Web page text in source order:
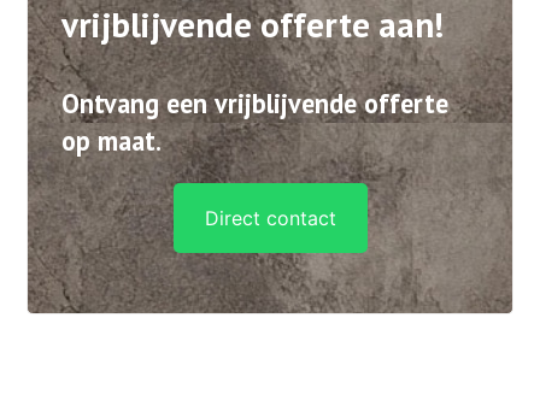
vrijblijvende offerte aan!
Ontvang een vrijblijvende offerte
op maat.
Direct contact